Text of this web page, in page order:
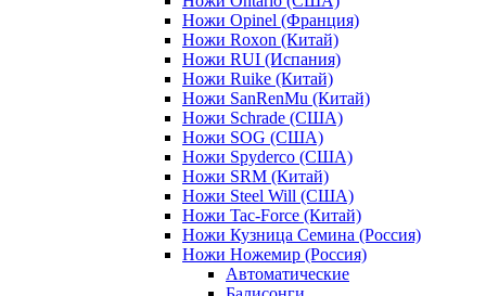
Ножи Opinel (Франция)
Ножи Roxon (Китай)
Ножи RUI (Испания)
Ножи Ruike (Китай)
Ножи SanRenMu (Китай)
Ножи Schrade (США)
Ножи SOG (США)
Ножи Spyderco (США)
Ножи SRM (Китай)
Ножи Steel Will (США)
Ножи Tac-Force (Китай)
Ножи Кузница Семина (Россия)
Ножи Ножемир (Россия)
Автоматические